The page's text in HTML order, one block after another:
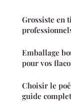
Grossiste en
Emballage
pour vos
Choisir le
guide complet